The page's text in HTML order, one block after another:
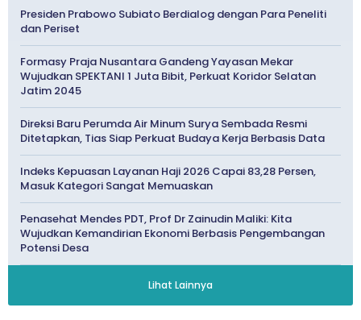
Presiden Prabowo Subiato Berdialog dengan Para Peneliti
dan Periset
Formasy Praja Nusantara Gandeng Yayasan Mekar
Wujudkan SPEKTANI 1 Juta Bibit, Perkuat Koridor Selatan
Jatim 2045
Direksi Baru Perumda Air Minum Surya Sembada Resmi
Ditetapkan, Tias Siap Perkuat Budaya Kerja Berbasis Data
Indeks Kepuasan Layanan Haji 2026 Capai 83,28 Persen,
Masuk Kategori Sangat Memuaskan
Penasehat Mendes PDT, Prof Dr Zainudin Maliki: Kita
Wujudkan Kemandirian Ekonomi Berbasis Pengembangan
Potensi Desa
Lihat Lainnya